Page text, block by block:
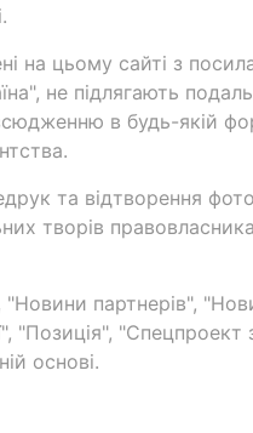
на цьому сайті з
не підлягають
в будь-якій
та відтворення
творів
партнерів",
"Позиція", "Спецпроект
основі.